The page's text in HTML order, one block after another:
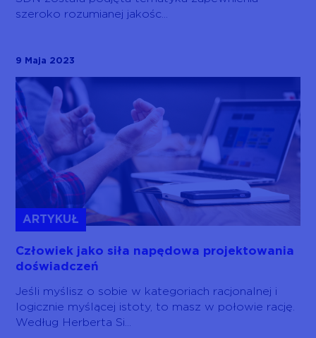
szeroko rozumianej jakośc...
9 Maja 2023
ARTYKUŁ
Człowiek jako siła napędowa projektowania
doświadczeń
Jeśli myślisz o sobie w kategoriach racjonalnej i
logicznie myślącej istoty, to masz w połowie rację.
Według Herberta Si...